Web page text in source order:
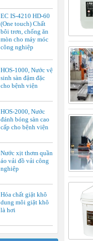
EC IS-4210 HD-60
(One touch) Chất
bôi trơn, chống ăn
mòn cho máy móc
công nghiệp
HOS-1000, Nước vệ
sinh sàn đậm đặc
cho bệnh viện
HOS-2000, Nước
đánh bóng sàn cao
cấp cho bệnh viện
Nước xịt thơm quần
áo vải đồ vải công
nghiệp
Hóa chất giặt khô
dung môi giặt khô
là hơi